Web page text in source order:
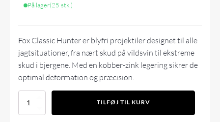
På lager(25 stk.)
Fox Classic Hunter er blyfri projektiler designet til alle
jagtsituationer, fra nært skud på vildsvin til ekstreme
skud i bjergene. Med en kobber-zink legering sikrer de
optimal deformation og præcision.
hunter
TILFØJ TIL KURV